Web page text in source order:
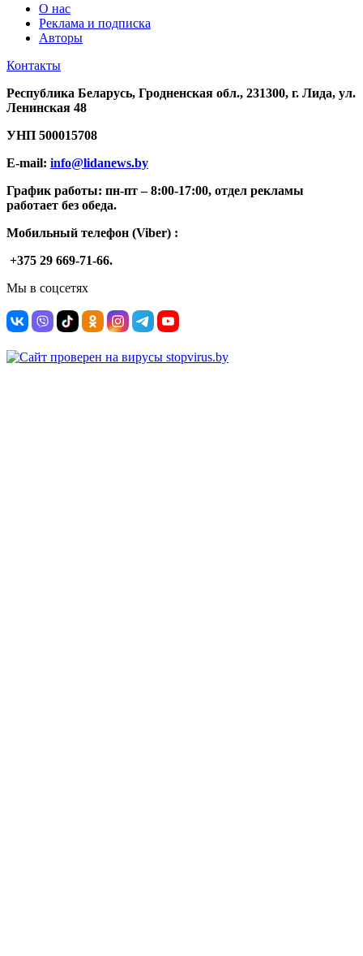
О нас
Реклама и подписка
Авторы
Контакты
Республика Беларусь, Гродненская обл., 231300, г. Лида, ул.
Ленинская 48
УНП 500015708
E-mail: info@lidanews.by
График работы: пн-пт –8:00-17:00, отдел рекламы
работает без обеда.
Мобильный телефон (Viber) :
+375 29 669-71-66.
Мы в соцсетях